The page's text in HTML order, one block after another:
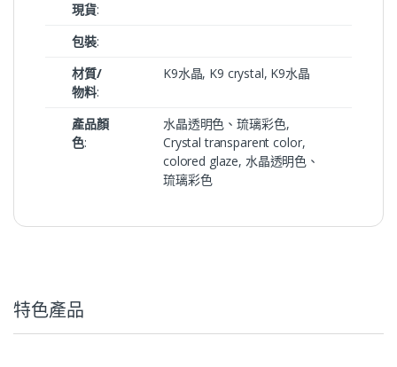
現貨:
包裝:
材質/
物料:
K9水晶, K9 crystal, K9水晶
產品顏
色:
水晶透明色、琉璃彩色,
Crystal transparent color,
colored glaze, 水晶透明色、
琉璃彩色
特色產品